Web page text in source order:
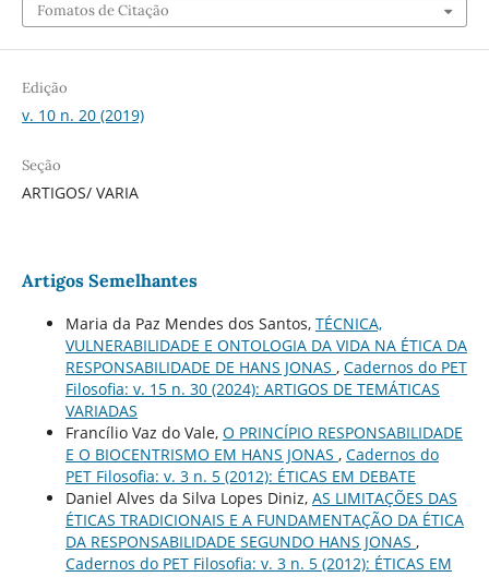
Fomatos de Citação
Edição
v. 10 n. 20 (2019)
Seção
ARTIGOS/ VARIA
Artigos Semelhantes
Maria da Paz Mendes dos Santos, TÉCNICA,
VULNERABILIDADE E ONTOLOGIA DA VIDA NA ÉTICA DA
RESPONSABILIDADE DE HANS JONAS , Cadernos do PET
Filosofia: v. 15 n. 30 (2024): ARTIGOS DE TEMÁTICAS
VARIADAS
Francílio Vaz do Vale, O PRINCÍPIO RESPONSABILIDADE
E O BIOCENTRISMO EM HANS JONAS , Cadernos do
PET Filosofia: v. 3 n. 5 (2012): ÉTICAS EM DEBATE
Daniel Alves da Silva Lopes Diniz, AS LIMITAÇÕES DAS
ÉTICAS TRADICIONAIS E A FUNDAMENTAÇÃO DA ÉTICA
DA RESPONSABILIDADE SEGUNDO HANS JONAS ,
Cadernos do PET Filosofia: v. 3 n. 5 (2012): ÉTICAS EM